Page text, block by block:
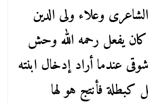
وعلاء ولى الدين
كان يفعل رحمه الله وحش
عندما أراد إدخال ابنته
كبطلة فأنتج هو لها